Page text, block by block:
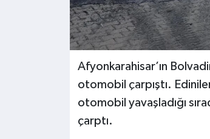
Afyonkarahisar’ın
otomobil çarpıştı.
otomobil yavaşladığı
çarptı.